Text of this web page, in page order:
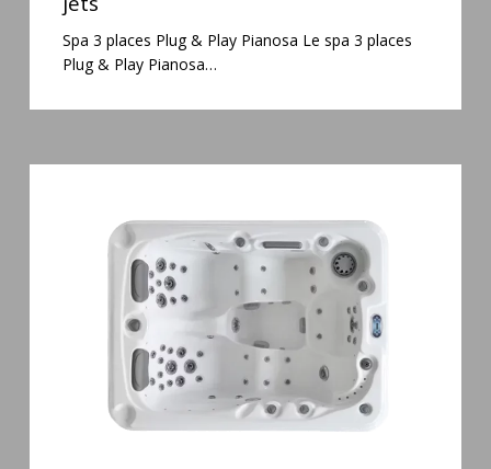
Plug
Play
Spa 3 places Plug & Play Pianosa Le spa 3 places
Plug & Play Pianosa…
hydromassage